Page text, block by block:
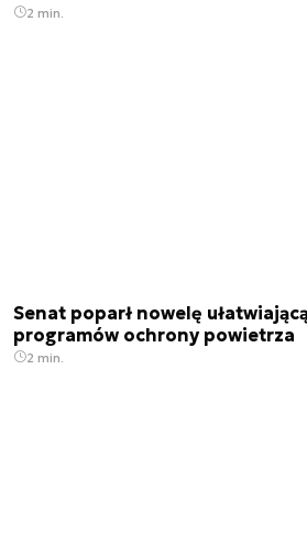
2 min.
Senat poparł nowelę
programów ochrony powietrza
2 min.